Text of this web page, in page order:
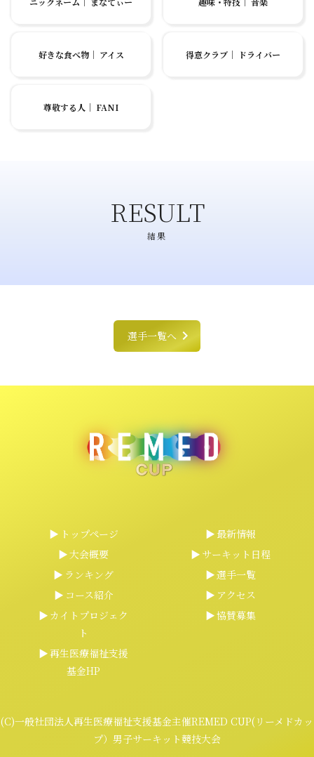
好きな食べ物｜ アイス 得意クラブ｜ ドライバー
尊敬する人 ｜ FANI
結果
RESULT
選手一覧へ chevron_right
トップページ
最新情報
大会概要
サーキット日程
ランキング
選手一覧
コース紹介
アクセス
カイトプロジェク
ト
協賛募集
再生医療福祉支援
基金HP
(C)一般社団法人再生医療福祉支援基金主催REMED CUP(リーメドカッ
プ）男子サーキット競技大会